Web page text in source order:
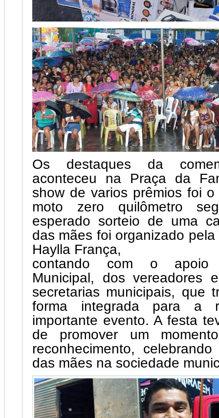
Os destaques da
aconteceu na Praça da
show de varios prêmios foi
moto zero quilômetro
esperado sorteio de uma
das mães foi organizado
Haylla França,
contando com o apoio
Municipal, dos vereadores
secretarias municipais, que
forma integrada para a
importante evento. A festa
de promover um
reconhecimento,
das mães na sociedade